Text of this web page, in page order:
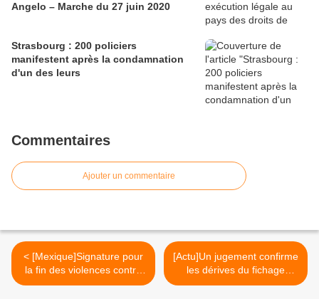
Angelo – Marche du 27 juin 2020
Strasbourg : 200 policiers
manifestent après la condamnation
d'un des leurs
Commentaires
Ajouter un commentaire
< [Mexique]Signature pour
la fin des violences contre
les Zapatistes
[Actu]Un jugement confirme
les dérives du fichage
génétique >